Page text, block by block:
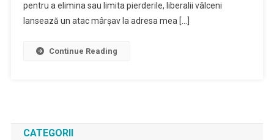
pentru a elimina sau limita pierderile, liberalii vâlceni
lansează un atac mârşav la adresa mea […]
Continue Reading
CATEGORII